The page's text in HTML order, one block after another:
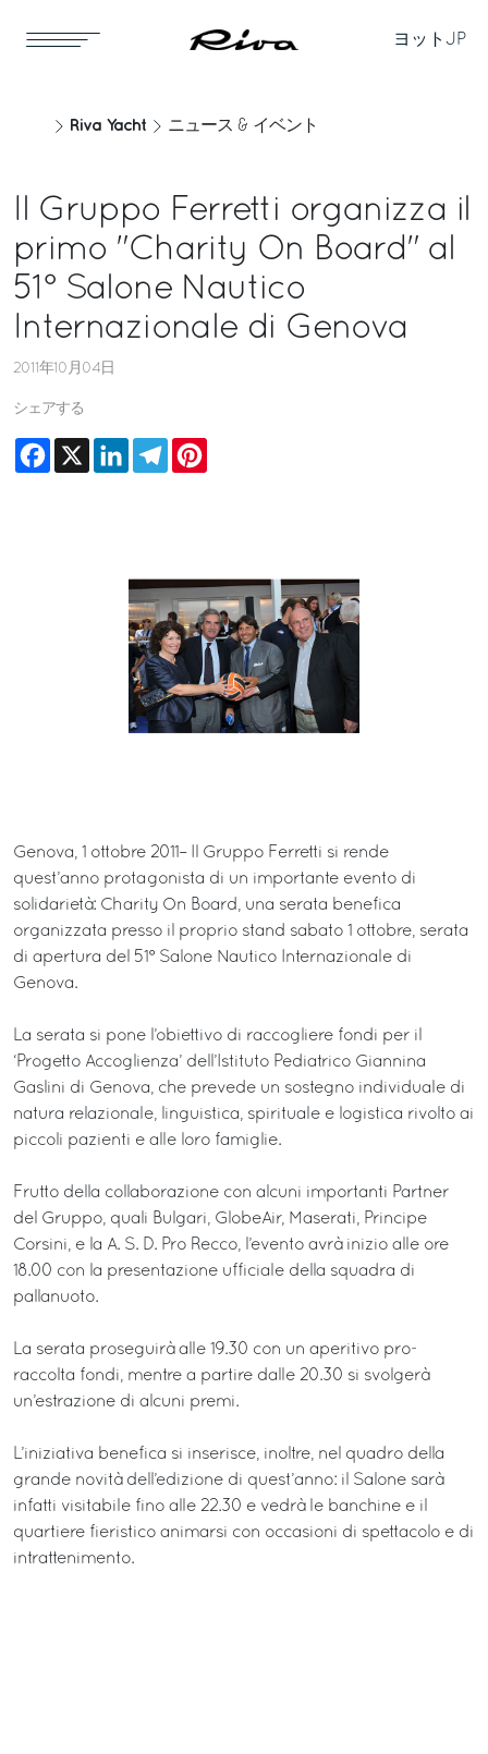
ヨット JP
Riva Yacht ニュース & イベント
Il Gruppo Ferretti organizza il
primo "Charity On Board" al
51° Salone Nautico
Internazionale di Genova
2011年10月04日
シェアする
Facebook
X LinkedInTelegram
Genova, 1 ottobre 2011– Il Gruppo Ferretti si rende
quest’anno protagonista di un importante evento di
solidarietà: Charity On Board, una serata benefica
organizzata presso il proprio stand sabato 1 ottobre, serata
di apertura del 51° Salone Nautico Internazionale di
Genova.
La serata si pone l’obiettivo di raccogliere fondi per il
‘Progetto Accoglienza’ dell’Istituto Pediatrico Giannina
Gaslini di Genova, che prevede un sostegno individuale di
natura relazionale, linguistica, spirituale e logistica rivolto ai
piccoli pazienti e alle loro famiglie.
Frutto della collaborazione con alcuni importanti Partner
del Gruppo, quali Bulgari, GlobeAir, Maserati, Principe
Corsini, e la A. S. D. Pro Recco, l’evento avrà inizio alle ore
18.00 con la presentazione ufficiale della squadra di
pallanuoto.
La serata proseguirà alle 19.30 con un aperitivo pro-
raccolta fondi, mentre a partire dalle 20.30 si svolgerà
un’estrazione di alcuni premi.
L’iniziativa benefica si inserisce, inoltre, nel quadro della
grande novità dell’edizione di quest’anno: il Salone sarà
infatti visitabile fino alle 22.30 e vedrà le banchine e il
quartiere fieristico animarsi con occasioni di spettacolo e di
intrattenimento.